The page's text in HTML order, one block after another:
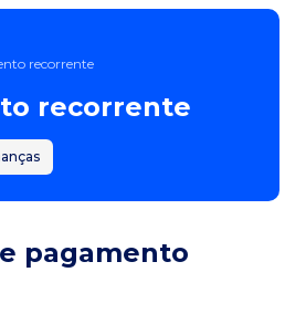
recorrente
recorrente
pagamento